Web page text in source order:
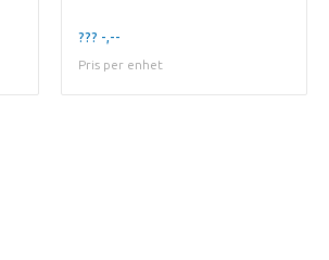
??? -,--
Pris per enhet